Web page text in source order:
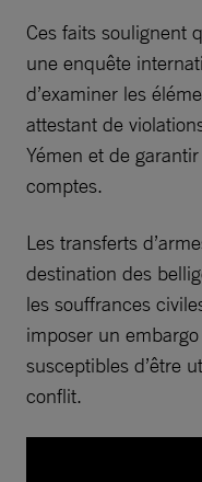
Ces faits soulignent
une enquête
d’examiner les
attestant de
Yémen et de
comptes.
Les transferts
destination des
les souffrances
imposer un
susceptibles d’être
conflit.